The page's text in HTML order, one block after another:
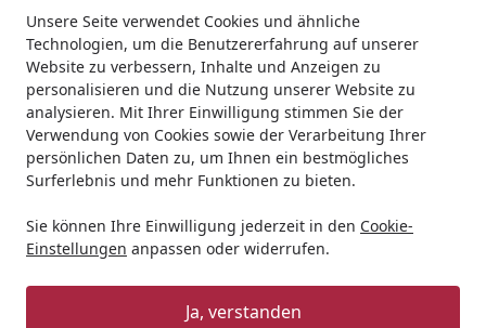
Unsere Seite verwendet Cookies und ähnliche
Technologien, um die Benutzererfahrung auf unserer
Website zu verbessern, Inhalte und Anzeigen zu
personalisieren und die Nutzung unserer Website zu
analysieren. Mit Ihrer Einwilligung stimmen Sie der
Verwendung von Cookies sowie der Verarbeitung Ihrer
persönlichen Daten zu, um Ihnen ein bestmögliches
Surferlebnis und mehr Funktionen zu bieten.
Sie können Ihre Einwilligung jederzeit in den Cookie-
Einstellungen anpassen oder widerrufen.
Ja, verstanden
Suchen
Startseite
Hund Halsbänder, Leinen & Co Leinen Wolters Soft &
Wolters Soft & Safe cayenne
Führleine